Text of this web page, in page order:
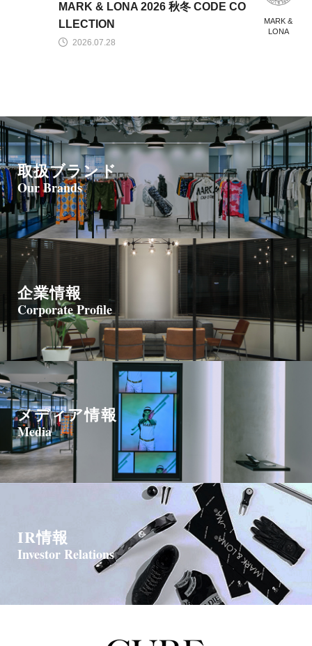
MARK &
LONA
2026.07.28
MARK & LONA 2026 秋冬 CODE CO
LLECTION
取扱ブランド
Our Brands
企業情報
Corporate Profile
メディア情報
Media
IR情報
Investor Relations